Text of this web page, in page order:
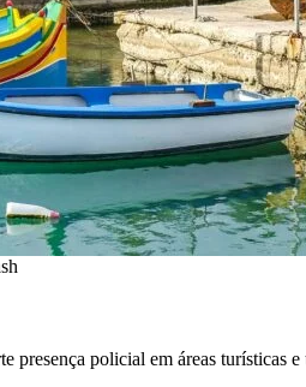
policial em áreas turísticas